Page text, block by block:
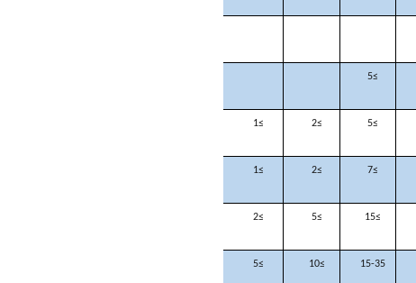
≥5
≥5
≥2
≥1
≥7
≥2
≥1
≥15
≥5
≥2
15-35
≥10
≥5